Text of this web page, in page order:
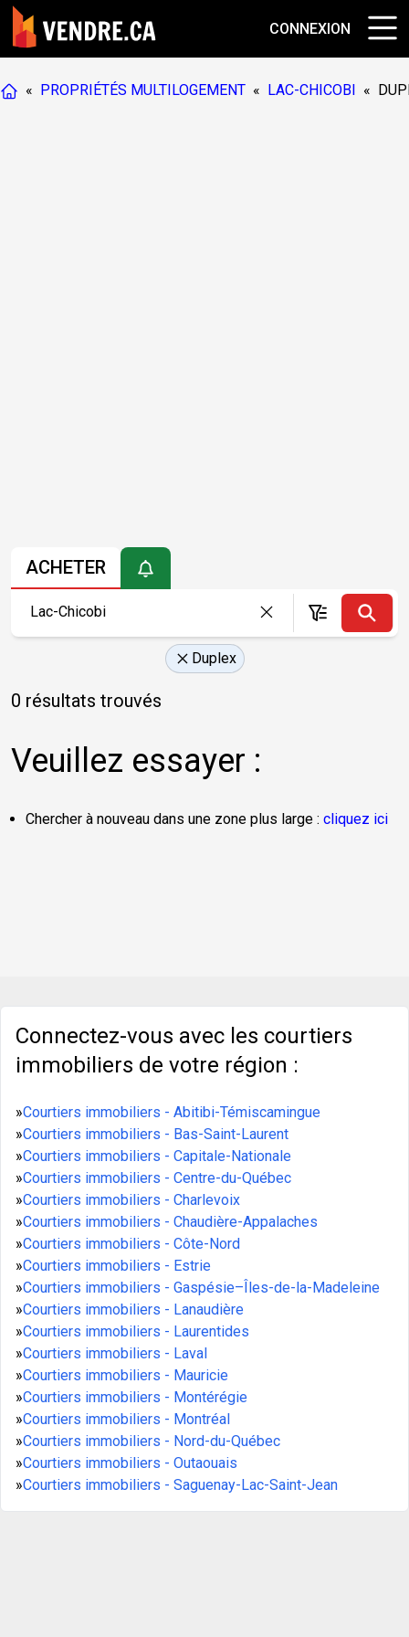
CONNEXION
« PROPRIÉTÉS MULTILOGEMENT « LAC-CHICOBI «
ACHETER
Duplex
0 résultats trouvés
Veuillez essayer :
Chercher à nouveau dans une zone plus large : cliquez ici
Connectez-vous avec les courtiers
immobiliers de votre région :
»Courtiers immobiliers - Abitibi-Témiscamingue
»Courtiers immobiliers - Bas-Saint-Laurent
»Courtiers immobiliers - Capitale-Nationale
»Courtiers immobiliers - Centre-du-Québec
»Courtiers immobiliers - Charlevoix
»Courtiers immobiliers - Chaudière-Appalaches
»Courtiers immobiliers - Côte-Nord
»Courtiers immobiliers - Estrie
»Courtiers immobiliers - Gaspésie–Îles-de-la-Madeleine
»Courtiers immobiliers - Lanaudière
»Courtiers immobiliers - Laurentides
»Courtiers immobiliers - Laval
»Courtiers immobiliers - Mauricie
»Courtiers immobiliers - Montérégie
»Courtiers immobiliers - Montréal
»Courtiers immobiliers - Nord-du-Québec
»Courtiers immobiliers - Outaouais
»Courtiers immobiliers - Saguenay-Lac-Saint-Jean